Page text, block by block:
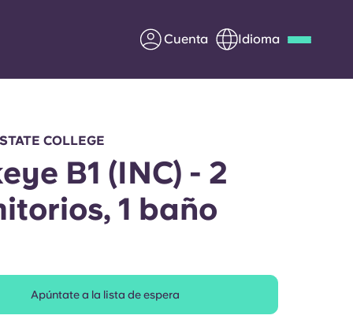
Cuenta Idioma
padres
COLLEGE
B1 (INC) - 2
1 baño
Apúntate a la lista de espera